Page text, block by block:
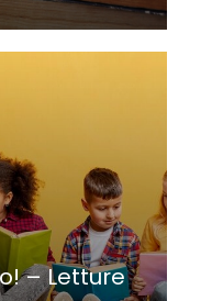
– Letture